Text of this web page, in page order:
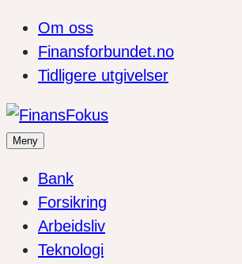
Om oss
Finansforbundet.no
Tidligere utgivelser
Meny
Bank
Forsikring
Arbeidsliv
Teknologi